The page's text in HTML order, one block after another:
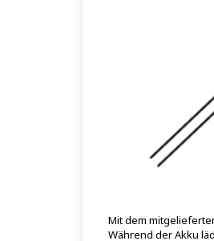
Mit dem
Während der Akku